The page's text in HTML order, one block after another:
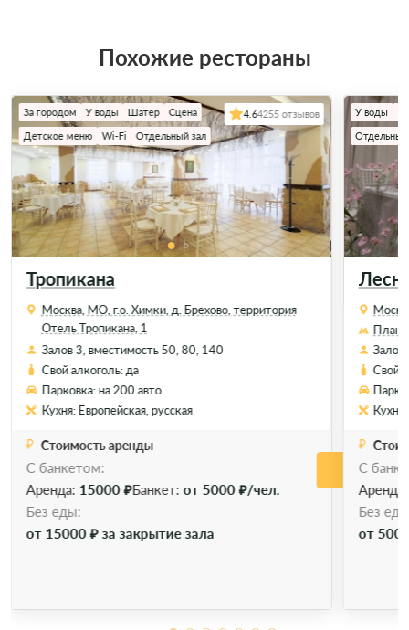
Похожие рестораны
Тропикана
За городом У воды Шатер
Сцена
Детское меню
Wi-Fi Отдельный зал
4.64255 отзывов
Москва, МО, г.о. Химки, д. Брехово, территория
Отель Тропикана, 1
Залов 3, вместимость 50, 80, 140
Свой алкоголь: да
Парковка: на 200 авто
Кухня: Европейская, русская
Стоимость аренды
С банкетом:
Аренда: 15000 ₽Банкет:от 5000 ₽/чел.
Без еды:
от 15000 ₽ за закрытие зала
У воды
Отдельный
Залов
Свой
С
Без
от